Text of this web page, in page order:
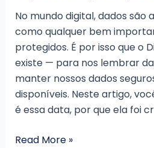
No mundo digital, dados são
como qualquer bem
protegidos. É por isso que o
existe — para nos lembrar
manter nossos dados
disponíveis. Neste artigo,
é essa data, por que ela foi
Dia
Read More »